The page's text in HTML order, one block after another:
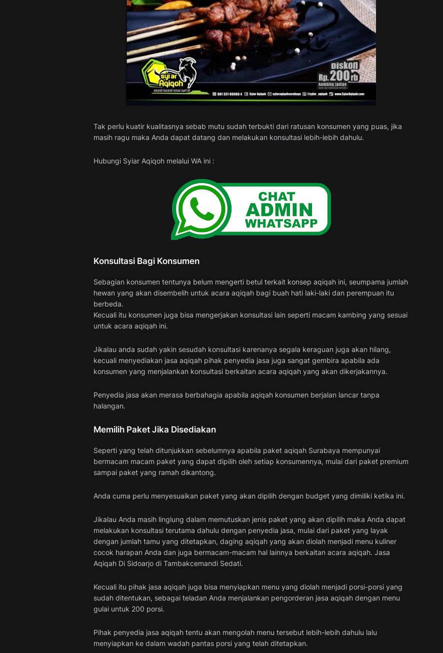
Tak perlu kuatir kualitasnya sebab mutu sudah terbukti dari ratusan konsumen yang puas, jika
masih ragu maka Anda dapat datang dan melakukan konsultasi lebih-lebih dahulu.
Hubungi Syiar Aqiqoh melalui WA ini :
Konsultasi Bagi Konsumen
Sebagian konsumen tentunya belum mengerti betul terkait konsep aqiqah ini, seumpama jumlah
hewan yang akan disembelih untuk acara aqiqah bagi buah hati laki-laki dan perempuan itu
berbeda.
Kecuali itu konsumen juga bisa mengerjakan konsultasi lain seperti macam kambing yang sesuai
untuk acara aqiqah ini.
Jikalau anda sudah yakin sesudah konsultasi karenanya segala keraguan juga akan hilang,
kecuali menyediakan jasa aqiqah pihak penyedia jasa juga sangat gembira apabila ada
konsumen yang menjalankan konsultasi berkaitan acara aqiqah yang akan dikerjakannya.
Penyedia jasa akan merasa berbahagia apabila aqiqah konsumen berjalan lancar tanpa
halangan.
Memilih Paket Jika Disediakan
Seperti yang telah ditunjukkan sebelumnya apabila paket aqiqah Surabaya mempunyai
bermacam macam paket yang dapat dipilih oleh setiap konsumennya, mulai dari paket premium
sampai paket yang ramah dikantong.
Anda cuma perlu menyesuaikan paket yang akan dipilih dengan budget yang dimiliki ketika ini.
Jikalau Anda masih linglung dalam memutuskan jenis paket yang akan dipilih maka Anda dapat
melakukan konsultasi terutama dahulu dengan penyedia jasa, mulai dari paket yang layak
dengan jumlah tamu yang ditetapkan, daging aqiqah yang akan diolah menjadi menu kuliner
cocok harapan Anda dan juga bermacam-macam hal lainnya berkaitan acara aqiqah. Jasa
Aqiqah Di Sidoarjo di Tambakcemandi Sedati.
Kecuali itu pihak jasa aqiqah juga bisa menyiapkan menu yang diolah menjadi porsi-porsi yang
sudah ditentukan, sebagai teladan Anda menjalankan pengorderan jasa aqiqah dengan menu
gulai untuk 200 porsi.
Pihak penyedia jasa aqiqah tentu akan mengolah menu tersebut lebih-lebih dahulu lalu
menyiapkan ke dalam wadah pantas porsi yang telah ditetapkan.